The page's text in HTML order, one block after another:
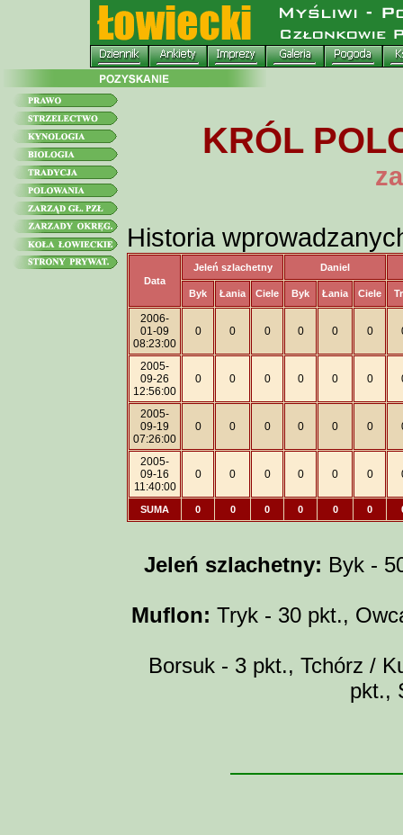
KRÓL
Historia
Data
Jeleń szlachetny Daniel
Byk Łania Ciele Byk Łania Ciele
2006-
01-09
08:23:00
0 0 0 0 0 0
2005-
09-26
12:56:00
0 0 0 0 0 0
2005-
09-19
07:26:00
0 0 0 0 0 0
2005-
09-16
11:40:00
0 0 0 0 0 0
SUMA 0 0 0 0 0 0
Jeleń szlachetny: Byk -
Muflon: Tryk - 30 pkt.,
Borsuk - 3 pkt., Tchórz /
pkt.,